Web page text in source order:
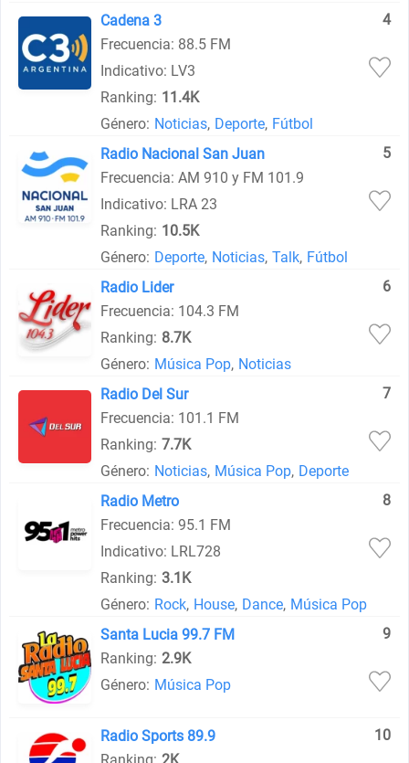
Cadena 3
4
Frecuencia: 88.5 FM
Indicativo: LV3
Ranking: 11.4K
Género: Noticias, Deporte, Fútbol
Radio Nacional San Juan
5
Frecuencia: AM 910 y FM 101.9
Indicativo: LRA 23
Ranking: 10.5K
Género: Deporte, Noticias, Talk, Fútbol
Radio Lider
6
Frecuencia: 104.3 FM
Ranking: 8.7K
Género: Música Pop, Noticias
Radio Del Sur
7
Frecuencia: 101.1 FM
Ranking: 7.7K
Género: Noticias, Música Pop, Deporte
Radio Metro
8
Frecuencia: 95.1 FM
Indicativo: LRL728
Ranking: 3.1K
Género: Rock, House, Dance, Música Pop
Santa Lucia 99.7 FM
9
Ranking: 2.9K
Género: Música Pop
Radio Sports 89.9
10